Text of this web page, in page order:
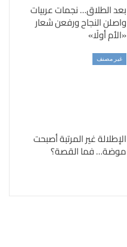
بعد الطلاق… نجمات عربيات
واصلن النجاح ورفعن شعار
«الأم أولًا»
غير مصنف
الإطلالة غير المرتبة أصبحت
موضة… فما القصة؟